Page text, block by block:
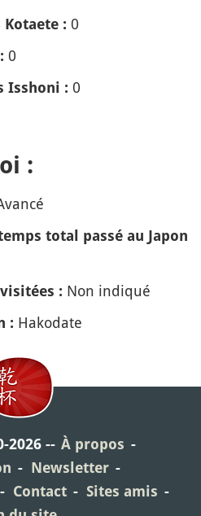
: 0
0
Isshoni : 0
:
total passé au Japon
: Non indiqué
: Hakodate
2026
À propos
Newsletter
Contact
Sites amis